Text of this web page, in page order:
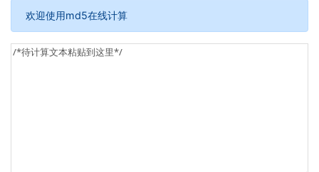
欢迎使用md5在线计算